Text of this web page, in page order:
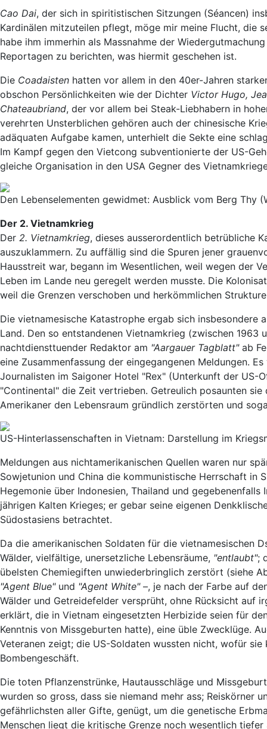
Cao Dai, der sich in spiritistischen Sitzungen (Séancen)
Kardinälen mitzuteilen pflegt, möge mir meine Flucht, die
habe ihm immerhin als Massnahme der
Reportagen zu berichten, was hiermit geschehen ist.
Die Coadaisten hatten vor allem in den 40er-Jahren
obschon Persönlichkeiten wie der Dichter Victor Hugo,
Chateaubriand, der vor allem bei Steak-Liebhabern in
verehrten Unsterblichen gehören auch der chinesische
adäquaten Aufgabe kamen, unterhielt die Sekte eine
Im Kampf gegen den Vietcong subventionierte der US-
gleiche Organisation in den USA Gegner des
Den Lebenselementen gewidmet: Ausblick vom Berg Thy
Der 2. Vietnamkrieg
Der 2. Vietnamkrieg, dieses ausserordentlich betrübliche
auszuklammern. Zu auffällig sind die Spuren jener
Hausstreit war, begann im Wesentlichen, weil wegen der
Leben im Lande neu geregelt werden musste. Die
weil die Grenzen verschoben und herkömmlichen
Die vietnamesische Katastrophe ergab sich
Land. Den so entstandenen Vietnamkrieg (zwischen
nachtdiensttuender Redaktor am "Aargauer Tagblatt"ab
eine Zusammenfassung der eingegangenen Meldungen.
Journalisten im Saigoner Hotel "Rex" (Unterkunft der US-
"Continental" die Zeit vertrieben. Getreulich posaunten
Amerikaner den Lebensraum gründlich zerstörten und
US-Hinterlassenschaften in Vietnam: Darstellung im
Meldungen aus nichtamerikanischen Quellen waren nur
Sowjetunion und China die kommunistische Herrschaft in
Hegemonie über Indonesien, Thailand und gegebenenfalls
jährigen Kalten Krieges; er gebar seine eigenen
Südostasiens betrachtet.
Da die amerikanischen Soldaten für die vietnamesischen
Wälder, vielfältige, unersetzliche Lebensräume, "entlaubt";
übelsten Chemiegiften unwiederbringlich zerstört (siehe
"Agent Blue" und "Agent White"–, je nach der Farbe auf
Wälder und Getreidefelder versprüht, ohne Rücksicht auf
erklärt, die in Vietnam eingesetzten Herbizide seien für
Kenntnis von Missgeburten hatte), eine üble Zwecklüge.
Veteranen zeigt; die US-Soldaten wussten nicht, wofür
Bombengeschäft.
Die toten Pflanzenstrünke, Hautausschläge und
wurden so gross, dass sie niemand mehr ass; Reiskörner
gefährlichsten aller Gifte, genügt, um die genetische
Menschen liegt die kritische Grenze noch wesentlich